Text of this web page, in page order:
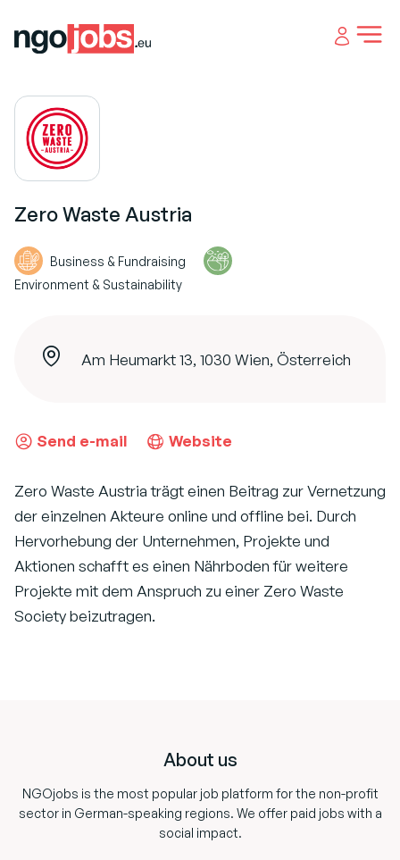
Open
Zero Waste Austria
Business & Fundraising
Environment & Sustainability
Am Heumarkt 13, 1030 Wien, Österreich
Send e-mail Website
Zero Waste Austria trägt einen Beitrag zur Vernetzung
der einzelnen Akteure online und offline bei. Durch
Hervorhebung der Unternehmen, Projekte und
Aktionen schafft es einen Nährboden für weitere
Projekte mit dem Anspruch zu einer Zero Waste
Society beizutragen.
About us
NGOjobs is the most popular job platform for the non-profit
sector in German-speaking regions. We offer paid jobs with a
social impact.